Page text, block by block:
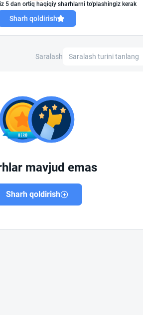
5 dan ortiq haqiqiy sharhlarni to'plashingiz kerak
Sharh qoldirish
Saralash Saralash turini tanlang
mavjud emas
Sharh qoldirish